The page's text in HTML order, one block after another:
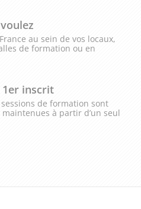
au sein de vos locaux,
de formation ou en
1er inscrit
de formation sont
à partir d’un seul